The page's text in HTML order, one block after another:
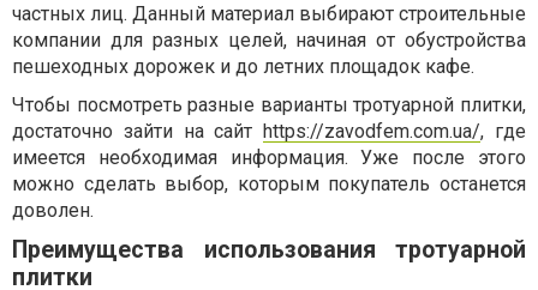
частных лиц. Данный материал выбирают строительные
компании для разных целей, начиная от обустройства
пешеходных дорожек и до летних площадок кафе.
Чтобы посмотреть разные варианты тротуарной плитки,
достаточно зайти на сайтhttps://zavodfem.com.ua/, где
имеется необходимая информация. Уже после этого
можно сделать выбор, которым покупатель останется
доволен.
Преимущества использования тротуарной
плитки